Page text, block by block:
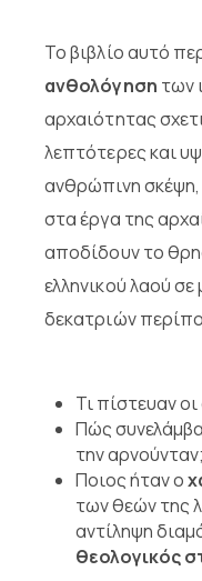
Το βιβλίο αυτό
ανθολόγηση των
αρχαιότητας
λεπτότερες και
ανθρώπινη
στα έργα της
αποδίδουν το
ελληνικού λαού
δεκατριών
Τι πίστευαν
Πώς
την αρνούνταν;
Ποιος ήταν ο
των θεών της
αντίληψη
θεολογικός